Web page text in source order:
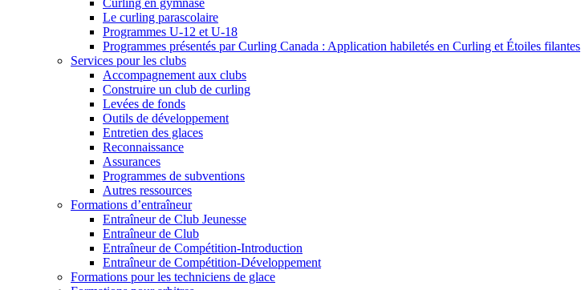
Curling en gymnase
Le curling parascolaire
Programmes U-12 et U-18
Programmes présentés par Curling Canada : Application habiletés en Curling et Étoiles filantes
Services pour les clubs
Accompagnement aux clubs
Construire un club de curling
Levées de fonds
Outils de développement
Entretien des glaces
Reconnaissance
Assurances
Programmes de subventions
Autres ressources
Formations d’entraîneur
Entraîneur de Club Jeunesse
Entraîneur de Club
Entraîneur de Compétition-Introduction
Entraîneur de Compétition-Développement
Formations pour les techniciens de glace